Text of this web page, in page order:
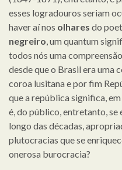
esses logradouros seriam
haver aí nos olhares do
negreiro , um quantum
todos nós uma
desde que o Brasil era uma
coroa lusitana e por fim
que a república significa,
é, do público, entretanto, se
longo das décadas,
plutocracias que se
onerosa burocracia?